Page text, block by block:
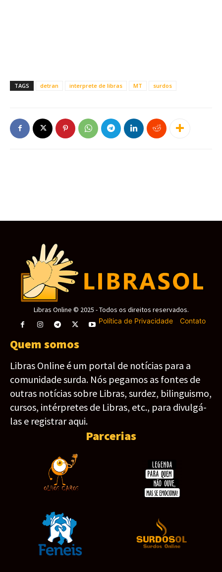
TAGS detran interprete de libras MT surdos
Este site usa cookies para garantir que você
obtenha a melhor experiência em nosso site.
Libras Online © 2025 - Todos os direitos reservados.
Política de Privacidade- Contato
Quem somos
Libras Online é um portal de notícias para a
comunidade surda. Nós pegamos as fontes de
outras notícias sobre Libras, surdez, bilinguismo,
cursos, intérpretes de Libras, etc., para divulgá-
las e registrar aqui.
Parcerias